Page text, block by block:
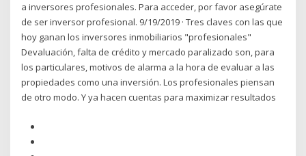
a inversores profesionales. Para acceder, por favor asegúrate
de ser inversor profesional. 9/19/2019 · Tres claves con las que
hoy ganan los inversores inmobiliarios "profesionales"
Devaluación, falta de crédito y mercado paralizado son, para
los particulares, motivos de alarma a la hora de evaluar a las
propiedades como una inversión. Los profesionales piensan
de otro modo. Y ya hacen cuentas para maximizar resultados